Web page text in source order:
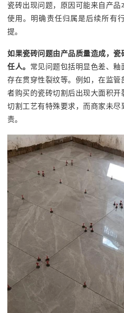
瓷砖出现问题，原因可能来自产品
使用。明确责任归属是后续所有
提。
如果瓷砖问题由产品质量造成，
任人。 常见问题包括明显色差、
存在贯穿性裂纹等。例如，在监管
者购买的瓷砖切割后出现大面积
切割工艺有特殊要求，而商家未尽
责。